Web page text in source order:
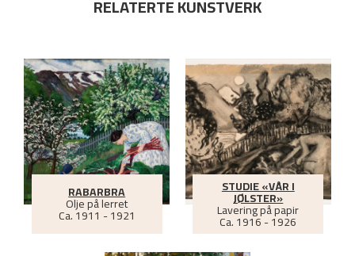
RELATERTE KUNSTVERK
RABARBRA
Olje på lerret
Ca.1911 - 1921
STUDIE «VÅR I
JØLSTER»
Lavering på papir
Ca.1916 - 1926